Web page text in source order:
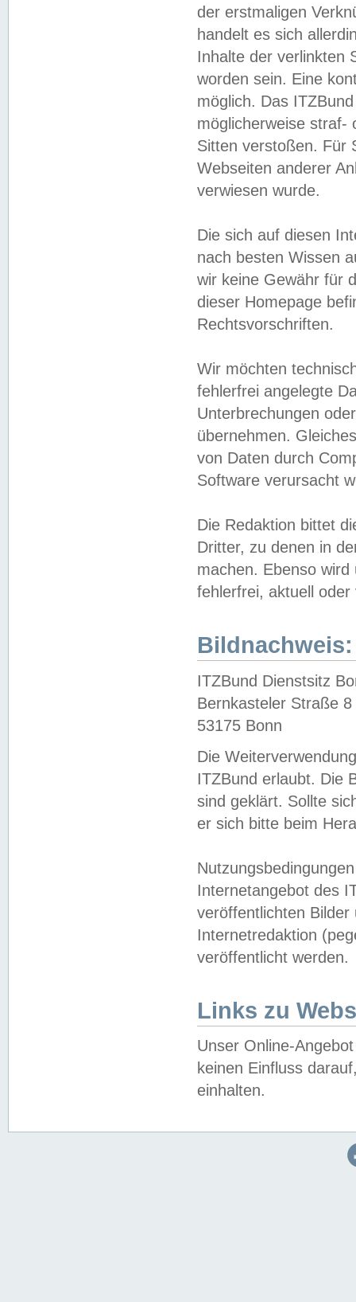
der erstmaligen
handelt es sich
Inhalte der verlinkten
worden sein. Eine
möglich. Das
möglicherweise straf-
Sitten verstoßen. Für
Webseiten anderer
verwiesen wurde.
Die sich auf diesen
nach besten Wissen
wir keine Gewähr für
dieser Homepage
Rechtsvorschriften.
Wir möchten
fehlerfrei angelegte
Unterbrechungen
übernehmen.
von Daten durch
Software verursacht
Die Redaktion bittet
Dritter, zu denen in
machen. Ebenso
fehlerfrei, aktuell oder
Bildnachweis:
ITZBund Dienstsitz
Bernkasteler Straße 8
53175 Bonn
Die
ITZBund erlaubt. Die
sind geklärt. Sollte
er sich bitte beim
Internetangebot des
veröffentlichten
Internetredaktion
veröffentlicht werden.
Links zu
Unser Online-
keinen Einfluss
einhalten.